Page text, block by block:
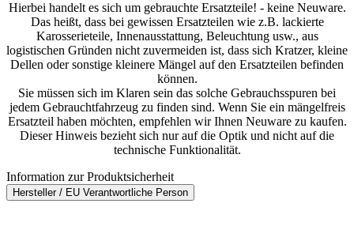
Hierbei handelt es sich um gebrauchte Ersatzteile! - keine Neuware.
Das heißt, dass bei gewissen Ersatzteilen wie z.B. lackierte
Karosserieteile, Innenausstattung, Beleuchtung usw., aus
logistischen Gründen nicht zuvermeiden ist, dass sich Kratzer, kleine
Dellen oder sonstige kleinere Mängel auf den Ersatzteilen befinden
können.
Sie müssen sich im Klaren sein das solche Gebrauchsspuren bei
jedem Gebrauchtfahrzeug zu finden sind. Wenn Sie ein mängelfreis
Ersatzteil haben möchten, empfehlen wir Ihnen Neuware zu kaufen.
Dieser Hinweis bezieht sich nur auf die Optik und nicht auf die
technische Funktionalität.
Information zur Produktsicherheit
Hersteller / EU Verantwortliche Person